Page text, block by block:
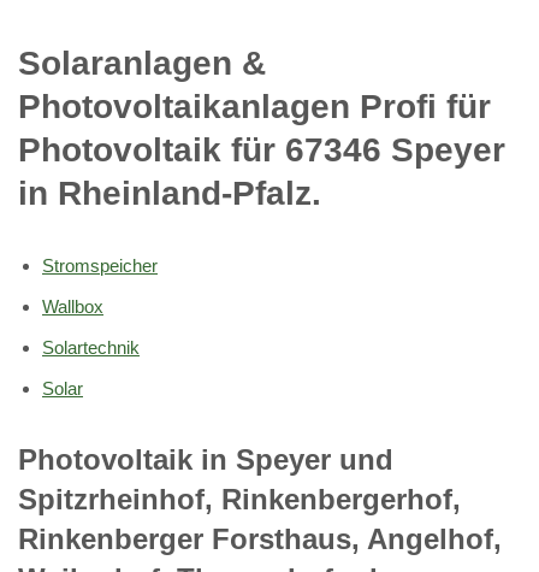
Solaranlagen &
Photovoltaikanlagen Profi für
Photovoltaik für 67346 Speyer
in Rheinland-Pfalz.
Stromspeicher
Wallbox
Solartechnik
Solar
Photovoltaik in Speyer und
Spitzrheinhof, Rinkenbergerhof,
Rinkenberger Forsthaus, Angelhof,